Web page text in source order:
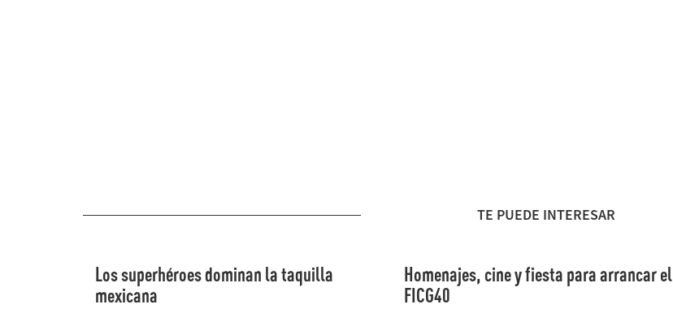
TE PUEDE INTERESAR
Los superhéroes dominan la taquilla
mexicana
Homenajes, cine y fiesta para arrancar el
FICG40